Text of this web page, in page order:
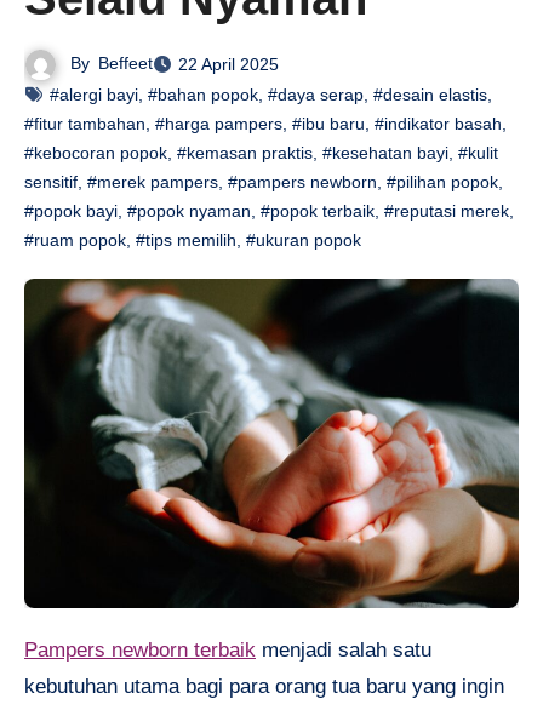
By Beffeet
22 April 2025
#alergi bayi #bahan popok #daya serap #desain elastis
#fitur tambahan #harga pampers #ibu baru #indikator basah
#kebocoran popok #kemasan praktis #kesehatan bayi #kulit
sensitif #merek pampers #pampers newborn #pilihan popok
#popok bayi #popok nyaman #popok terbaik #reputasi merek
#ruam popok #tips memilih #ukuran popok
Pampers newborn terbaik menjadi salah satu
kebutuhan utama bagi para orang tua baru yang ingin